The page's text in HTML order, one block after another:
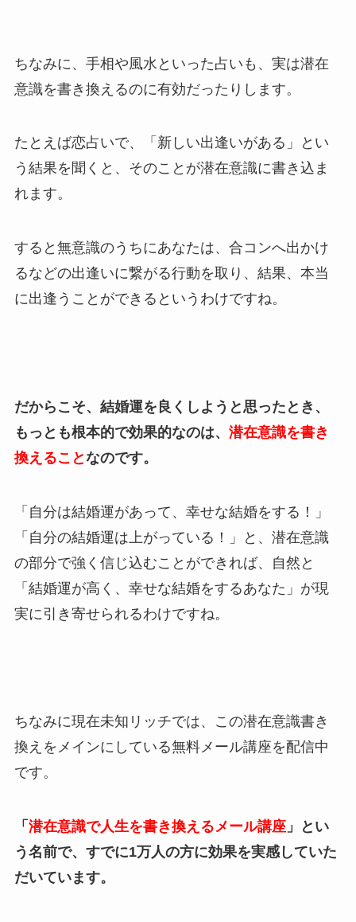
ちなみに、手相や風水といった占いも、実は潜在
意識を書き換えるのに有効だったりします。
たとえば恋占いで、「新しい出逢いがある」とい
う結果を聞くと、そのことが潜在意識に書き込ま
れます。
すると無意識のうちにあなたは、合コンへ出かけ
るなどの出逢いに繋がる行動を取り、結果、本当
に出逢うことができるというわけですね。
だからこそ、結婚運を良くしようと思ったとき、
もっとも根本的で効果的なのは、 潜在意識を書き
換えることなのです。
「自分は結婚運があって、幸せな結婚をする！」
「自分の結婚運は上がっている！」と、潜在意識
の部分で強く信じ込むことができれば、自然と
「結婚運が高く、幸せな結婚をするあなた」が現
実に引き寄せられるわけですね。
ちなみに現在未知リッチでは、この潜在意識書き
換えをメインにしている無料メール講座を配信中
です。
「 潜在意識で人生を書き換えるメール講座」とい
う名前で、すでに1万人の方に効果を実感していた
だいています。